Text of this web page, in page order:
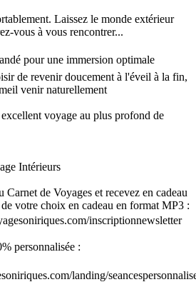
Laissez le monde extérieur
vous à vous rencontrer...
pour une immersion optimale
de revenir doucement à l'éveil à la fin,
venir naturellement
voyage au plus profond de
Intérieurs
Carnet de Voyages et recevez en cadeau
votre choix en cadeau en format MP3 :
inscriptionnewsletter
personnalisée :
landing/